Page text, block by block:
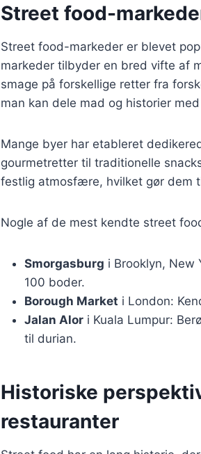
Street food-
Street food-markeder er blevet
markeder tilbyder en bred vifte af
smage på forskellige retter fra
man kan dele mad og historier
Mange byer har etableret
gourmetretter til traditionelle
festlig atmosfære, hvilket gør dem
Nogle af de mest kendte street
Smorgasburg i Brooklyn, New
100 boder.
Borough Market i London:
Jalan Alor i Kuala Lumpur:
til durian.
Historiske
restauranter